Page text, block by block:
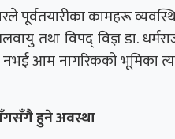
पूर्वतयारीका कामहरू
तथा विपद् विज्ञ डा.
आम नागरिकको भूमिका
हुने अवस्था